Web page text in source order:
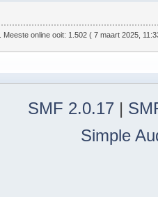
. Meeste online ooit: 1.502 ( 7 maart 2025,
SMF 2.0.17 |
Simple